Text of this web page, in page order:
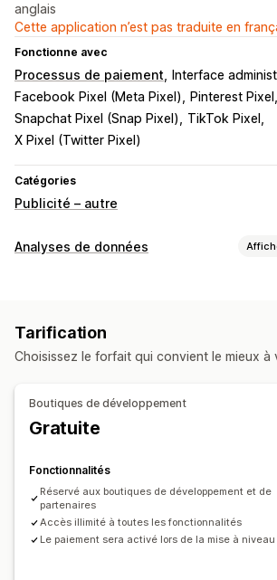
anglais
Cette application n’est pas traduite en
Fonctionne avec
Processus de paiement
Interface
Facebook Pixel (Meta Pixel)
Pinterest Pixel
Snapchat Pixel (Snap Pixel)
TikTok Pixel
X Pixel (Twitter Pixel)
Catégories
Publicité – autre
Analyses de données
Suivi de l’événement
Valeur vie client (LTV) Analyse de
Retour sur investissement publicitaire
Informations sur les bénéfices Suivi des
Analyse de l’entonnoir
Supports visuels et rapports
Tarification
Choisissez le forfait qui convient le mieux à
Boutiques de développement
Gratuite
Fonctionnalités
Réservé aux boutiques de développement et de
partenaires
Accès illimité à toutes les fonctionnalités
Le paiement sera activé lors de la mise à niveau